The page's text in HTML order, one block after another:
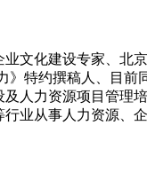
化建设专家、北京
特约撰稿人、目前
力资源项目管理培
业从事人力资源、